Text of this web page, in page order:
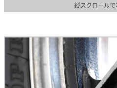
縦スクロール